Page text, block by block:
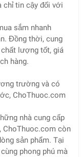
chỉ tin cậy đối với
sắm nhanh
Đồng thời, cung
lượng tốt, giá
hàng.
trường và có
ChoThuoc.com
nhà cung cấp
ChoThuoc.com còn
sản phẩm. Tại
phong phú mà